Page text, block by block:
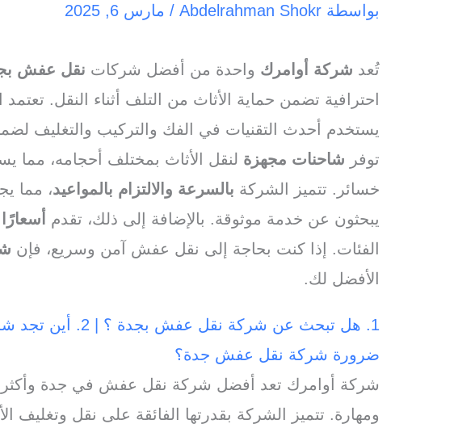
بواسطة Abdelrahman Shokr
/ مارس 6, 2025
تُعد شركة أوامرك واحدة من أفضل شركات نقل عفش
احترافية تضمن حماية الأثاث من التلف أثناء النقل.
يستخدم أحدث التقنيات في الفك والتركيب والتغليف
توفر شاحنات مجهزة لنقل الأثاث بمختلف أحجامه، مما
خسائر. تتميز الشركة بالسرعة والالتزام بالمواعيد، مما
يبحثون عن خدمة موثوقة. بالإضافة إلى ذلك، تقدم
الفئات. إذا كنت بحاجة إلى نقل عفش آمن وسريع، فإن
الأفضل لك.
ضرورة شركة نقل عفش جدة؟
شركة أوامرك تعد أفضل شركة نقل عفش في جدة وأكثر
ومهارة. تتميز الشركة بقدرتها الفائقة على نقل وتغليف